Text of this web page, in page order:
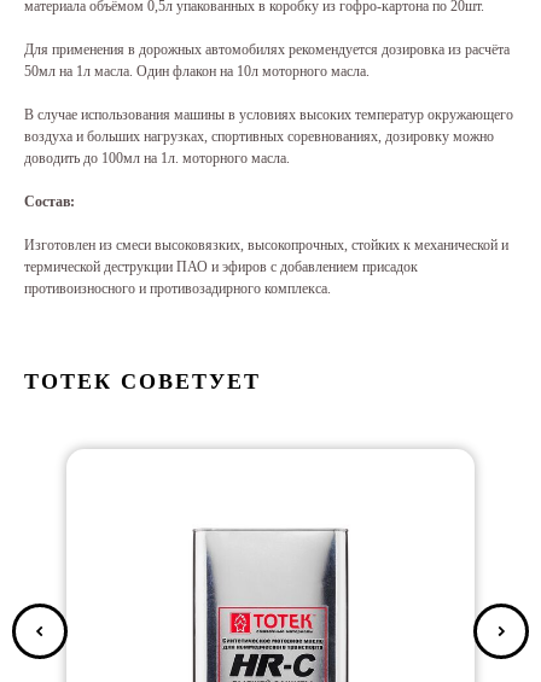
материала объёмом 0,5л упакованных в коробку из гофро-картона по 20шт.
Для применения в дорожных автомобилях рекомендуется дозировка из расчёта
50мл на 1л масла. Один флакон на 10л моторного масла.
В случае использования машины в условиях высоких температур окружающего
воздуха и больших нагрузках, спортивных соревнованиях, дозировку можно
доводить до 100мл на 1л. моторного масла.
Состав:
Изготовлен из смеси высоковязких, высокопрочных, стойких к механической и
термической деструкции ПАО и эфиров с добавлением присадок
противоизносного и противозадирного комплекса.
ТОТЕК СОВЕТУЕТ